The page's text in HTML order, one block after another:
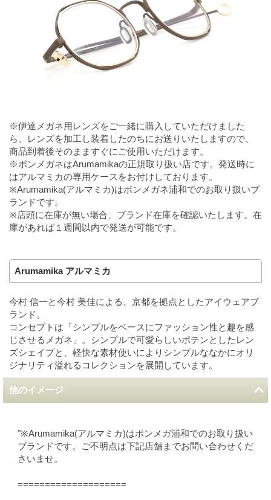
※伊達メガネ用レンズをご一緒に購入していただけました
ら、レンズを加工し装着したのちにお送りいたしますので、
商品到着後そのまますぐにご使用いただけます。
※ポンメガネはArumamikaの正規取り扱い店です。発送時に
はアルマミカの専用ケースをお付けしております。
※Arumamika(アルマミカ)はポンメガネ浦和でのお取り扱いブ
ランドです。
※店頭に在庫が無い場合、ブランド在庫を確認いたします。在
庫があれば１週間以内で発送が可能です。
Arumamika アルマミカ
今村 信一と今村 美佳による、京都を拠点としたアイウェアブ
ランド。
コンセプトは「シンプルをベースにファッション性と趣を感
じさせるメガネ」。シンプルで可愛らしいポテンとしたレン
ズシェイプと、軽快な素材使いによりシンプルななかにオリ
ジナリティ溢れるコレクションを展開しています。
他のイメージ
"※Arumamika(アルマミカ)はポンメガ浦和でのお取り扱い
ブランドです。ご不明点は下記店舗までお問い合わせくだ
さいませ。
====================